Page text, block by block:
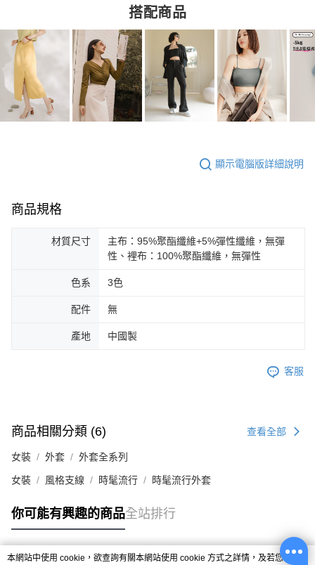
搭配商品
顯示電腦版詳細說明
商品規格
材質尺寸
主布：95%聚酯纖維+5%彈性纖維，無彈
性、裡布：100%聚酯纖維，無彈性
色系 3色
配件 無
產地 中國製
客服
商品相關分類 (6) 查看全部
女裝 外套 外套全系列
女裝 風格支線 時髦流行 時髦流行外套
你可能有興趣的商品全站排行
本網站中使用 cookie，欲查詢有關本網站使用 cookie 方式之詳情，及若您不希